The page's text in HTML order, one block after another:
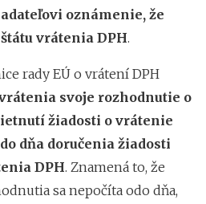
oznámenie, že
vrátenia DPH.
rady EÚ o vrátení DPH
svoje rozhodnutie o
žiadosti o vrátenie
dňa doručenia žiadosti
DPH. Znamená to, že
sa nepočíta odo dňa,